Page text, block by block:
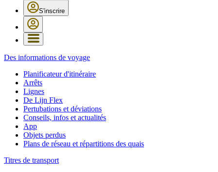
S'inscrire
Des informations de voyage
Planificateur d'itinéraire
Arrêts
Lignes
De Lijn Flex
Pertubations et déviations
Conseils, infos et actualités
App
Objets perdus
Plans de réseau et répartitions des quais
Titres de transport